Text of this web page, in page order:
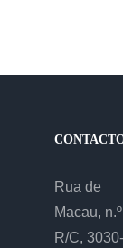
Rua de
Macau,
R/C, 3030-